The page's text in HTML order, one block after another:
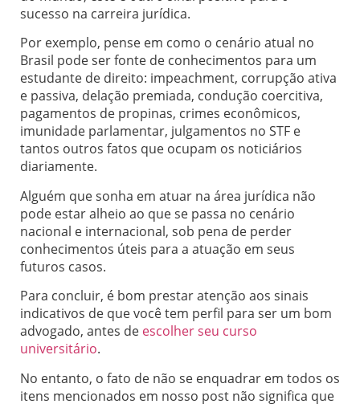
sucesso na carreira jurídica.
Por exemplo, pense em como o cenário atual no
Brasil pode ser fonte de conhecimentos para um
estudante de direito: impeachment, corrupção ativa
e passiva, delação premiada, condução coercitiva,
pagamentos de propinas, crimes econômicos,
imunidade parlamentar, julgamentos no STF e
tantos outros fatos que ocupam os noticiários
diariamente.
Alguém que sonha em atuar na área jurídica não
pode estar alheio ao que se passa no cenário
nacional e internacional, sob pena de perder
conhecimentos úteis para a atuação em seus
futuros casos.
Para concluir, é bom prestar atenção aos sinais
indicativos de que você tem perfil para ser um bom
advogado, antes de escolher seu curso
universitário.
No entanto, o fato de não se enquadrar em todos os
itens mencionados em nosso post não significa que